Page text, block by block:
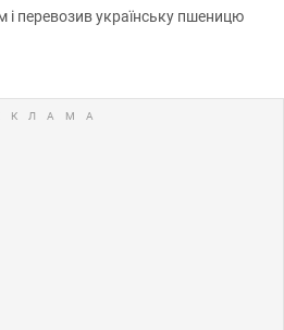
і перевозив українську пшеницю